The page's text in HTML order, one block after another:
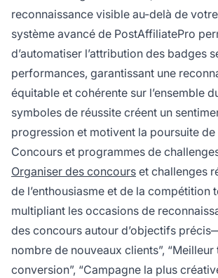
reconnaissance visible au-delà de
système avancé de PostAffiliatePro
d’automatiser l’attribution des badges
performances, garantissant une
équitable et cohérente sur l’ensemble
symboles de réussite créent un
progression et motivent la poursuite de
Concours et programmes de
Organiser des concours et challenges
de l’enthousiasme et de la compétition
multipliant les occasions de
des concours autour d’objectifs
nombre de nouveaux clients”, “Meilleur
conversion”, “Campagne la plus